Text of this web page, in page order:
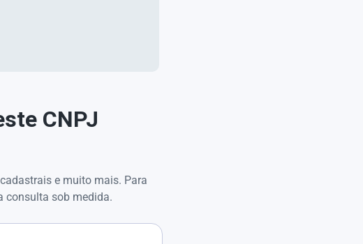
CNPJ
e muito mais. Para
consulta sob medida.